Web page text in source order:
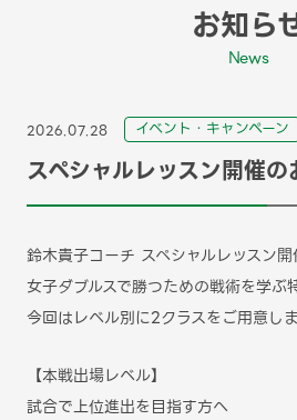
お知ら
News
2026.07.28 イベント・キャンペーン
スペシャルレッスン開催の
鈴木貴子コーチ スペシャルレッスン開
女子ダブルスで勝つための戦術を学ぶ
今回はレベル別に2クラスをご用意しま
【本戦出場レベル】
試合で上位進出を目指す方へ